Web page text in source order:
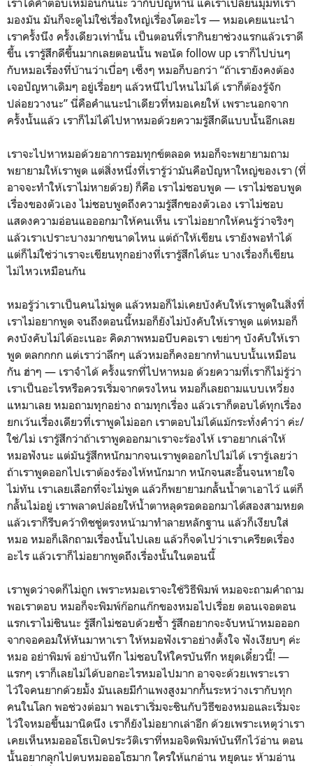
เราได้คำตอบเหมือนกันนะ ว่ากับปัญหานี้ แค่เราเปลี่ยนมุมที่เรา
มองมัน มันก็จะดูไม่ใช่เรื่องใหญ่เรื่องโตอะไร — หมอเคยแนะนำ
เราครั้งนึง ครั้งเดียวเท่านั้น เป็นตอนที่เรากินยาช่วงแรกแล้วเราดี
ขึ้น เรารู้สึกดีขึ้นมากเลยตอนนั้น พอนัด follow up เราก็ไปบ่นๆ
กับหมอเรื่องที่บ้านว่าเบื่อๆ เซ็งๆ หมอก็บอกว่า “ถ้าเรายังคงต้อง
เจอปัญหาเดิมๆ อยู่เรื่อยๆ แล้วหนีไปไหนไม่ได้ เราก็ต้องรู้จัก
ปล่อยวางนะ” นี่คือคำแนะนำเดียวที่หมอเคยให้ เพราะนอกจาก
ครั้งนั้นแล้ว เราก็ไม่ได้ไปหาหมอด้วยความรู้สึกดีแบบนั้นอีกเลย
เราจะไปหาหมอด้วยอาการอมทุกข์ตลอด หมอก็จะพยายามถาม
พยายามให้เราพูด แต่สิ่งหนึ่งที่เรารู้ว่ามันคือปัญหาใหญ่ของเรา (ที่
อาจจะทำให้เราไม่หายด้วย) ก็คือ เราไม่ชอบพูด — เราไม่ชอบพูด
เรื่องของตัวเอง ไม่ชอบพูดถึงความรู้สึกของตัวเอง เราไม่ชอบ
แสดงความอ่อนแอออกมาให้คนเห็น เราไม่อยากให้คนรู้ว่าจริงๆ
แล้วเราเปราะบางมากขนาดไหน แต่ถ้าให้เขียน เรายังพอทำได้
แต่ก็ไม่ใช่ว่าเราจะเขียนทุกอย่างที่เรารู้สึกได้นะ บางเรื่องก็เขียน
ไม่ไหวเหมือนกัน
หมอรู้ว่าเราเป็นคนไม่พูด แล้วหมอก็ไม่เคยบังคับให้เราพูดในสิ่งที่
เราไม่อยากพูด จนถึงตอนนี้หมอก็ยังไม่บังคับให้เราพูด แต่หมอก็
คงบังคับไม่ได้อะเนอะ คิดภาพหมอบีบคอเรา เขย่าๆ บังคับให้เรา
พูด ตลกกกก แต่เราว่าลึกๆ แล้วหมอก็คงอยากทำแบบนั้นเหมือน
กัน ฮ่าๆ — เราจำได้ ครั้งแรกที่ไปหาหมอ ด้วยความที่เราก็ไม่รู้ว่า
เราเป็นอะไรหรือควรเริ่มจากตรงไหน หมอก็เลยถามแบบเหวี่ยง
แหมาเลย หมอถามทุกอย่าง ถามทุกเรื่อง แล้วเราก็ตอบได้ทุกเรื่อง
ยกเว้นเรื่องเดียวที่เราพูดไม่ออก เราตอบไม่ได้แม้กระทั่งคำว่า ค่ะ/
ใช่/ไม่ เรารู้สึกว่าถ้าเราพูดออกมาเราจะร้องไห้ เราอยากเล่าให้
หมอฟังนะ แต่มันรู้สึกหนักมากจนเราพูดออกไปไม่ได้ เรารู้เลยว่า
ถ้าเราพูดออกไปเราต้องร้องไห้หนักมาก หนักจนสะอื้นจนหายใจ
ไม่ทัน เราเลยเลือกที่จะไม่พูด แล้วก็พยายามกลั้นน้ำตาเอาไว้ แต่ก็
กลั้นไม่อยู่ เราพลาดปล่อยให้น้ำตาหลุดรอดออกมาได้สองสามหยด
แล้วเราก็รีบคว้าทิชชู่ตรงหน้ามาทำลายหลักฐาน แล้วก็เงียบใส่
หมอ หมอก็เลิกถามเรื่องนั้นไปเลย แล้วก็จดไปว่าเราเครียดเรื่อง
อะไร แล้วเราก็ไม่อยากพูดถึงเรื่องนั้นในตอนนี้
เราพูดว่าจดก็ไม่ถูก เพราะหมอเราจะใช้วิธีพิมพ์ หมอจะถามคำถาม
พอเราตอบ หมอก็จะพิมพ์ก๊อกแก๊กของหมอไปเรื่อย ตอนเจอตอน
แรกเราไม่ชินนะ รู้สึกไม่ชอบด้วยซ้ำ รู้สึกอยากจะจับหน้าหมอออก
จากจอคอมให้หันมาหาเรา ให้หมอฟังเราอย่างตั้งใจ ฟังเงียบๆ ค่ะ
หมอ อย่าพิมพ์ อย่าบันทึก ไม่ชอบให้ใครบันทึก หยุดเดี๋ยวนี้! —
แรกๆ เราก็เลยไม่ได้บอกอะไรหมอไปมาก อาจจะด้วยเพราะเรา
ไว้ใจคนยากด้วยมั้ง มันเลยมีกำแพงสูงมากกั้นระหว่างเรากับทุก
คนในโลก พอช่วงต่อมา พอเราเริ่มจะชินกับวิธีของหมอและเริ่มจะ
ไว้ใจหมอขึ้นมานิดนึง เราก็ยังไม่อยากเล่าอีก ด้วยเพราะเหตุว่าเรา
เคยเห็นหมอออโธเปิดประวัติเราที่หมอจิตพิมพ์บันทึกไว้อ่าน ตอน
นั้นอยากลุกไปตบหมอออโธมาก ใครให้แกอ่าน หยุดนะ ห้ามอ่าน